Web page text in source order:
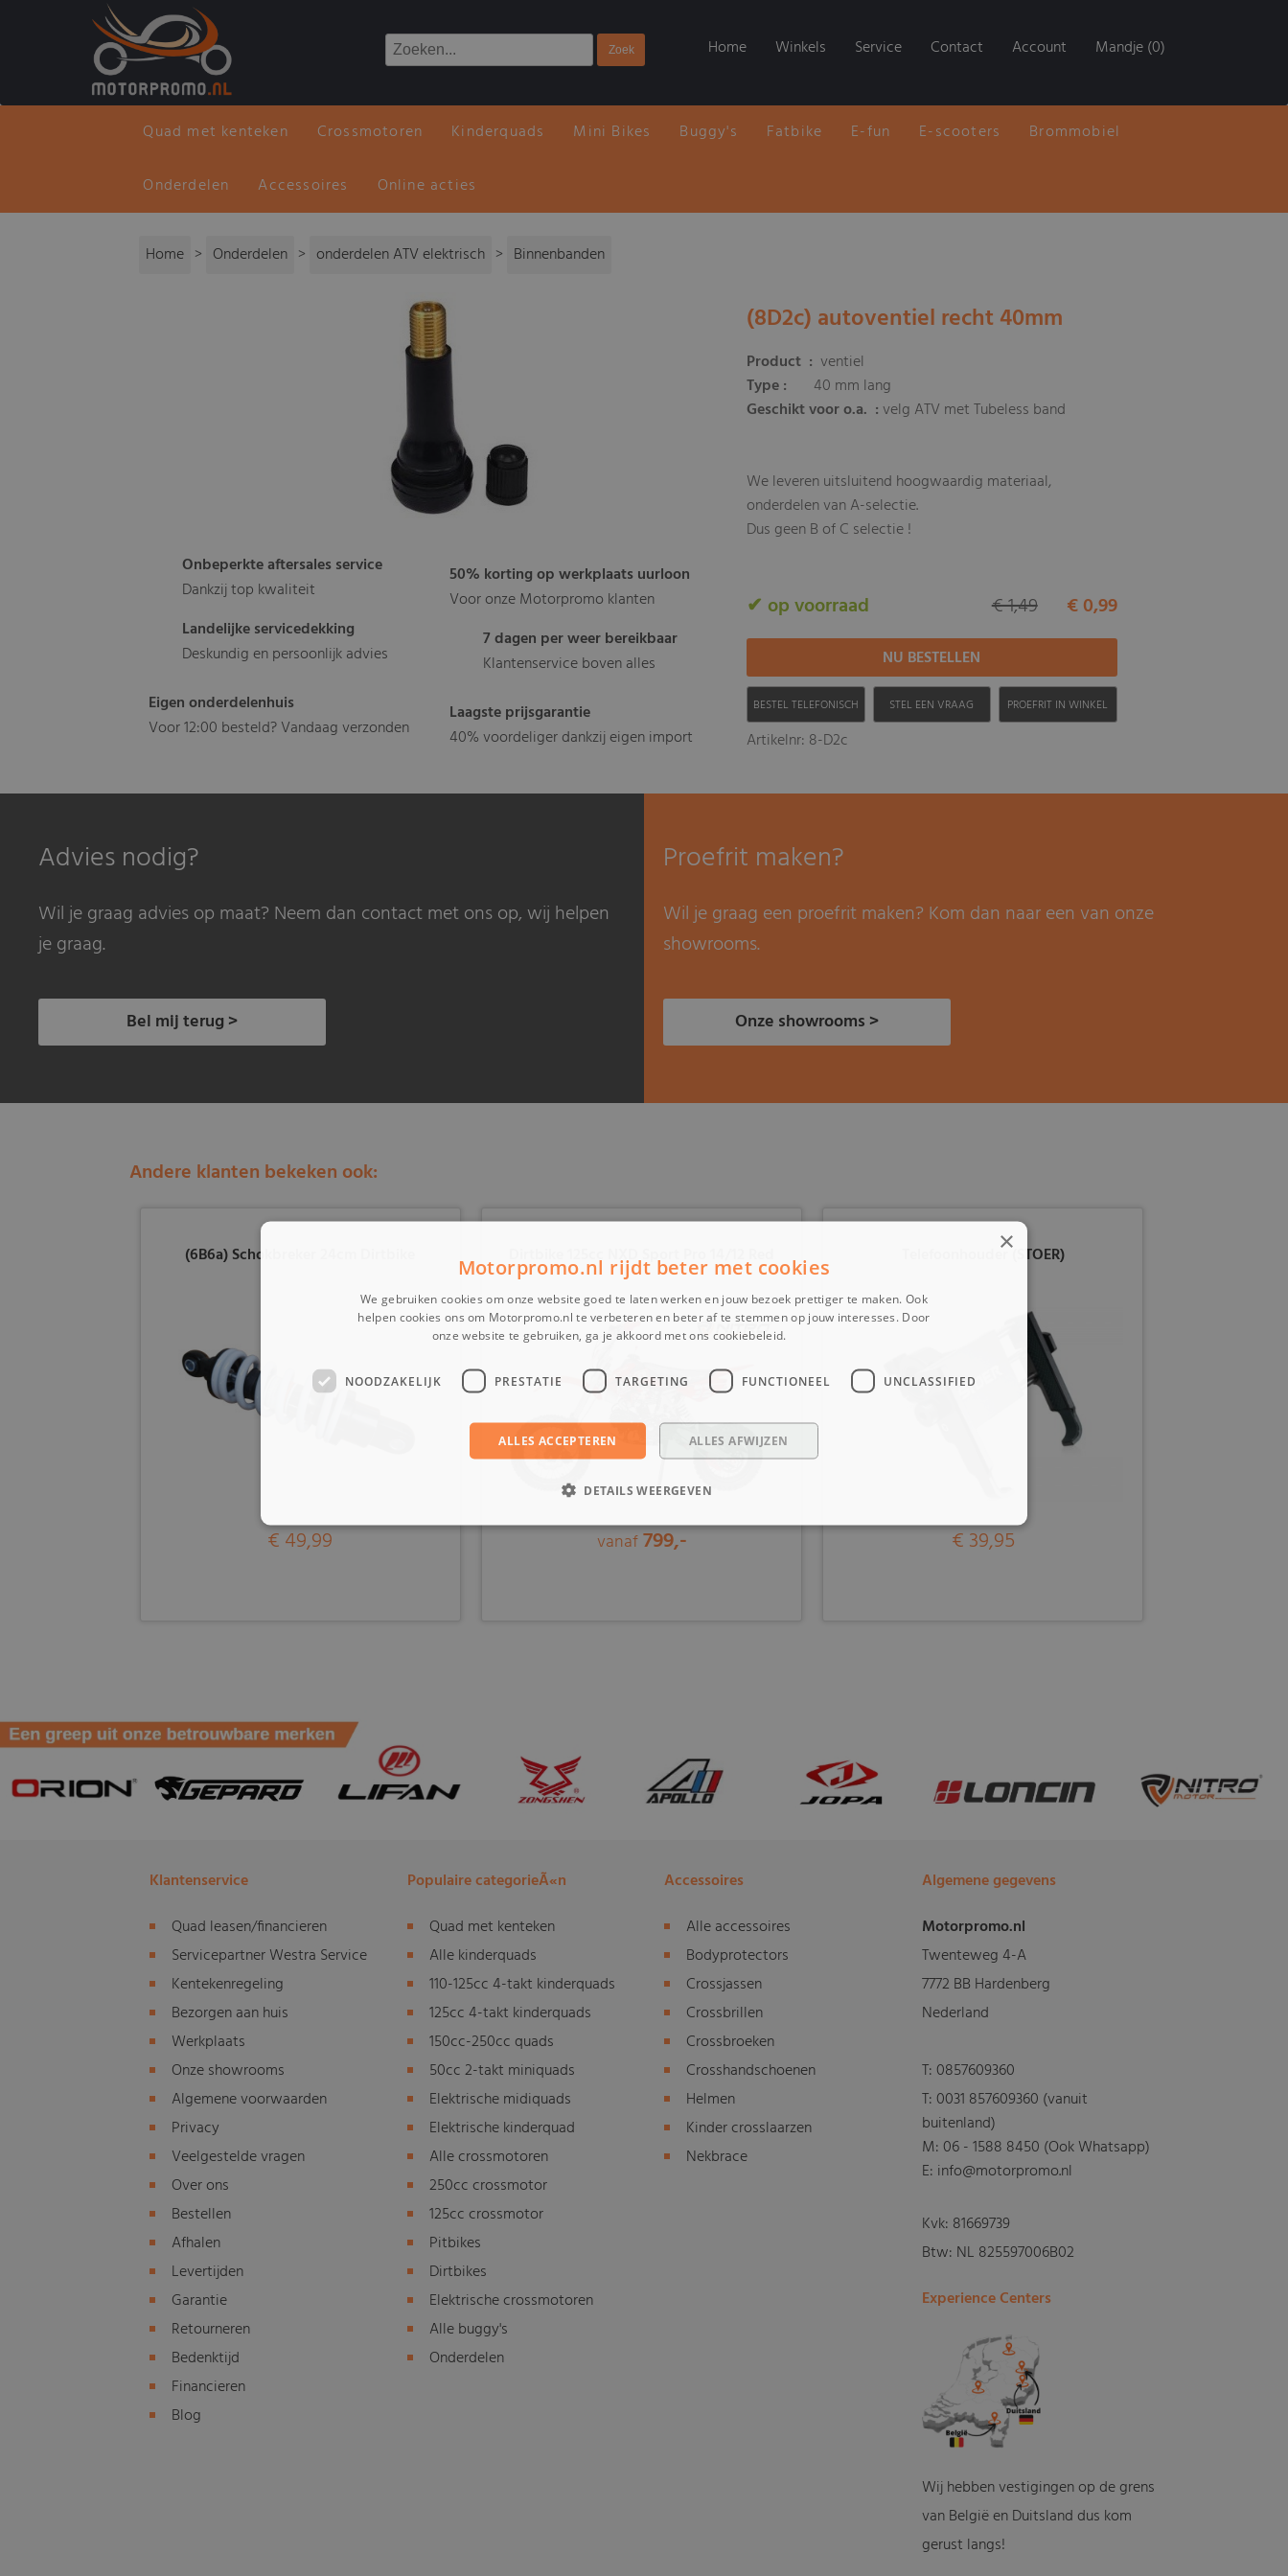
Home Winkels Service Contact Account Mandje (0)
Quad met kenteken Crossmotoren Kinderquads Mini Bikes Buggy's Fatbike E-fun E-scooters Brommobiel
Onderdelen Accessoires Online acties
Home > Onderdelen > onderdelen ATV elektrisch > Binnenbanden
Onbeperkte aftersales service
Dankzij top kwaliteit
Landelijke servicedekking
Deskundig en persoonlijk advies
Eigen onderdelenhuis
Voor 12:00 besteld? Vandaag verzonden
50% korting op werkplaats uurloon
Voor onze Motorpromo klanten
7 dagen per weer bereikbaar
Klantenservice boven alles
Laagste prijsgarantie
40% voordeliger dankzij eigen import
(8D2c) autoventiel recht 40mm
Product : ventiel
Type : 40 mm lang
Geschikt voor o.a. :velg ATV met Tubeless band
We leveren uitsluitend hoogwaardig materiaal,
onderdelen van A-selectie.
Dus geen B of C selectie !
✔ op voorraad € 0,99
€ 1,49
BESTEL TELEFONISCH STEL EEN VRAAG PROEFRIT IN WINKEL
Artikelnr: 8-D2c
Advies nodig?
Wil je graag advies op maat? Neem dan contact met ons op, wij helpen
je graag.
Bel mij terug >
Proefrit maken?
Wil je graag een proefrit maken? Kom dan naar een van onze
showrooms.
Onze showrooms >
Andere klanten bekeken ook:
(6B6a) Schokbreker 24cm Dirtbike
€ 49,99
Dirtbike 125cc NXD Sport Pro 14/12 Red
vanaf799,-
Telefoonhouder (STOER)
€ 39,95
Klantenservice
Quad leasen/financieren
Servicepartner Westra Service
Kentekenregeling
Bezorgen aan huis
Werkplaats
Onze showrooms
Algemene voorwaarden
Privacy
Veelgestelde vragen
Over ons
Bestellen
Afhalen
Levertijden
Garantie
Retourneren
Bedenktijd
Financieren
Blog
Populaire categorieÃ«n
Quad met kenteken
Alle kinderquads
110-125cc 4-takt kinderquads
125cc 4-takt kinderquads
150cc-250cc quads
50cc 2-takt miniquads
Elektrische midiquads
Elektrische kinderquad
Alle crossmotoren
250cc crossmotor
125cc crossmotor
Pitbikes
Dirtbikes
Elektrische crossmotoren
Alle buggy's
Onderdelen
Accessoires
Alle accessoires
Bodyprotectors
Crossjassen
Crossbrillen
Crossbroeken
Crosshandschoenen
Helmen
Kinder crosslaarzen
Nekbrace
Algemene gegevens
Motorpromo.nl
Twenteweg 4-A
7772 BB Hardenberg
Nederland
T:0857609360
T:0031 857609360 (vanuit
buitenland)
M:06 - 1588 8450 (Ook Whatsapp)
E: info@motorpromo.nl
Kvk: 81669739
Btw: NL 825597006B02
Experience Centers
Wij hebben vestigingen op de grens
van België en Duitsland dus kom
gerust langs!
×
Motorpromo.nl rijdt beter met cookies
We gebruiken cookies om onze website goed te laten werken en jouw bezoek prettiger te maken. Ook
helpen cookies ons om Motorpromo.nl te verbeteren en beter af te stemmen op jouw interesses. Door
onze website te gebruiken, ga je akkoord met ons cookiebeleid.
NOODZAKELIJK PRESTATIE TARGETING FUNCTIONEEL UNCLASSIFIED
ALLES ACCEPTEREN ALLES AFWIJZEN
DETAILS WEERGEVEN